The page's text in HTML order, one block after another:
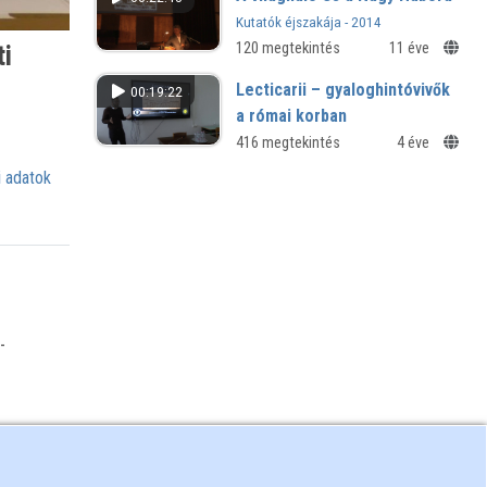
adatok
Kutatók éjszakája - 2014
120 megtekintés 11 éve
00:19:22
Lecticarii – gyaloghintóvivők
a római korban
V. Országos Közlekedéstörténeti
416 megtekintés 4 éve